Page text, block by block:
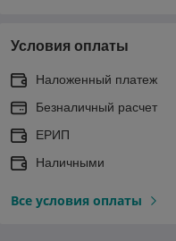
Условия оплаты
Наложенный платеж
Безналичный расчет
ЕРИП
Наличными
Все условия оплаты